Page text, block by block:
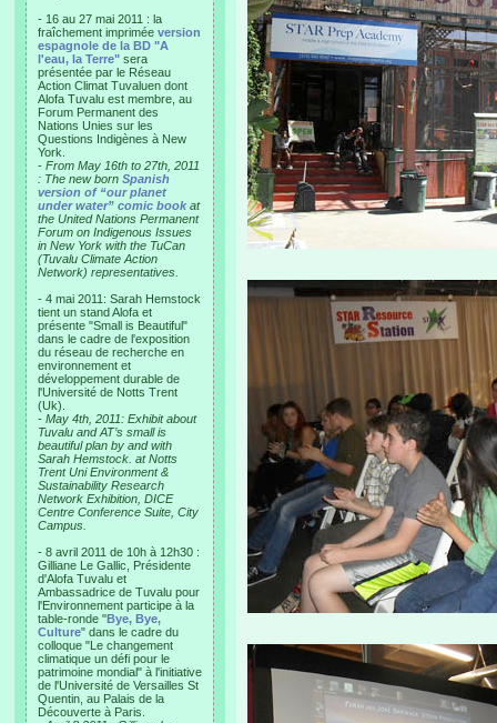
- 16 au 27 mai 2011 : la
fraîchement imprimée version
espagnole de la BD "A
l'eau, la Terre" sera
présentée par le Réseau
Action Climat Tuvaluen dont
Alofa Tuvalu est membre, au
Forum Permanent des
Nations Unies sur les
Questions Indigènes à New
York.
- From May 16th to 27th, 2011
: The new born Spanish
version of “our planet
under water” comic book at
the United Nations Permanent
Forum on Indigenous Issues
in New York with the TuCan
(Tuvalu Climate Action
Network) representatives.
- 4 mai 2011: Sarah Hemstock
tient un stand Alofa et
présente "Small is Beautiful"
dans le cadre de l'exposition
du réseau de recherche en
environnement et
développement durable de
l'Université de Notts Trent
(Uk).
- May 4th, 2011: Exhibit about
Tuvalu and AT’s small is
beautiful plan by and with
Sarah Hemstock. at Notts
Trent Uni Environment &
Sustainability Research
Network Exhibition, DICE
Centre Conference Suite, City
Campus.
- 8 avril 2011 de 10h à 12h30 :
Gilliane Le Gallic, Présidente
d'Alofa Tuvalu et
Ambassadrice de Tuvalu pour
l'Environnement participe à la
table-ronde "Bye, Bye,
Culture" dans le cadre du
colloque "Le changement
climatique un défi pour le
patrimoine mondial" à l'initiative
de l'Université de Versailles St
Quentin, au Palais de la
Découverte à Paris.